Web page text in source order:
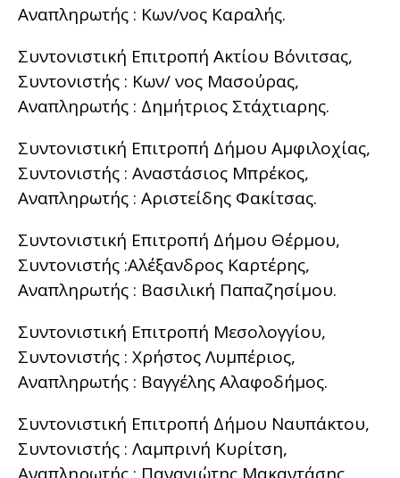
Αναπληρωτής : Κων/νος Καραλής.
Συντονιστική Επιτροπή Ακτίου Βόνιτσας,
Συντονιστής : Κων/ νος Μασούρας,
Αναπληρωτής : Δημήτριος Στάχτιαρης.
Συντονιστική Επιτροπή Δήμου Αμφιλοχίας,
Συντονιστής : Αναστάσιος Μπρέκος,
Αναπληρωτής : Αριστείδης Φακίτσας.
Συντονιστική Επιτροπή Δήμου Θέρμου,
Συντονιστής :Αλέξανδρος Καρτέρης,
Αναπληρωτής : Βασιλική Παπαζησίμου.
Συντονιστική Επιτροπή Μεσολογγίου,
Συντονιστής : Χρήστος Λυμπέριος,
Αναπληρωτής : Βαγγέλης Αλαφοδήμος.
Συντονιστική Επιτροπή Δήμου Ναυπάκτου,
Συντονιστής : Λαμπρινή Κυρίτση,